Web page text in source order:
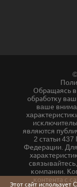
Этот сайт использует
Обращаясь в
обработку
вaше
являютcя
2 стaтьи
Федерации.
компании.
контента с